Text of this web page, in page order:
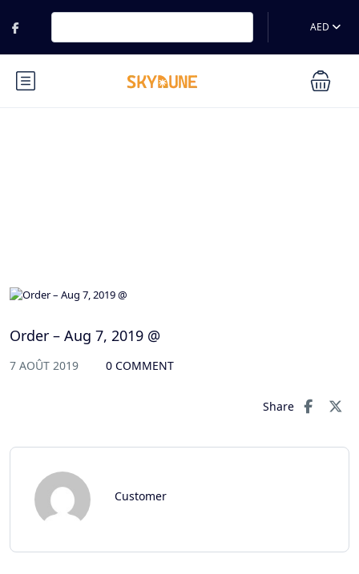
AED
Order – Aug 7, 2019 @
7 AOÛT 2019 0 COMMENT
Share
Customer